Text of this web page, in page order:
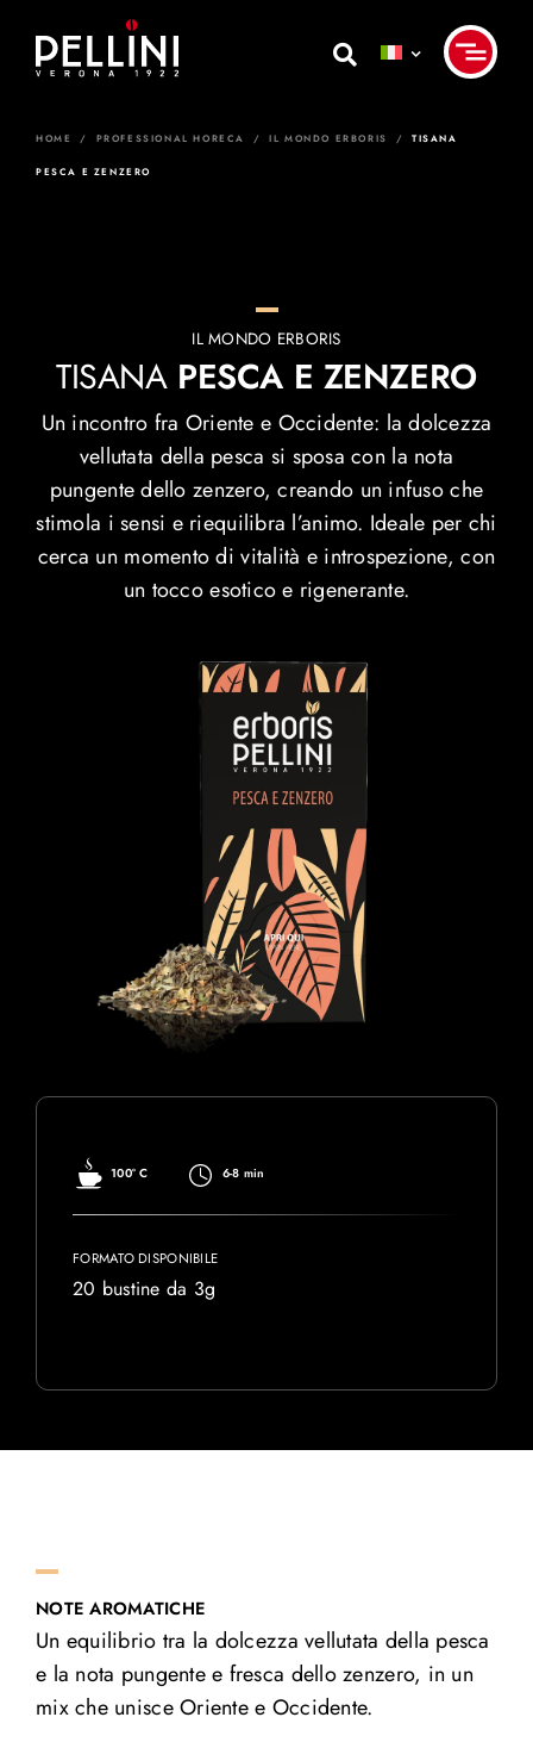
content
HOME / PROFESSIONAL HORECA / IL MONDO ERBORIS / TISANA
PESCA E ZENZERO
IL MONDO ERBORIS
TISANA PESCA E ZENZERO
Un incontro fra Oriente e Occidente: la dolcezza
vellutata della pesca si sposa con la nota
pungente dello zenzero, creando un infuso che
stimola i sensi e riequilibra l’animo. Ideale per chi
cerca un momento di vitalità e introspezione, con
un tocco esotico e rigenerante.
100° C 6-8 min
FORMATO DISPONIBILE
20 bustine da 3g
NOTE AROMATICHE
Un equilibrio tra la dolcezza vellutata della pesca
e la nota pungente e fresca dello zenzero, in un
mix che unisce Oriente e Occidente.